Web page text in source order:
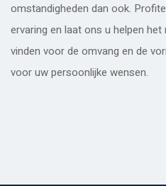
omstandigheden dan ook.
ervaring en laat ons u helpen
vinden voor de omvang en de
voor uw persoonlijke wensen.